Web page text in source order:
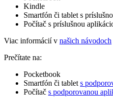
Kindle
Smartfón či tablet s
Počítač s príslušnou
Viac informácií v našich návodoch
Prečítate na:
Pocketbook
Smartfón či tablet s
Počítač s podporovanou